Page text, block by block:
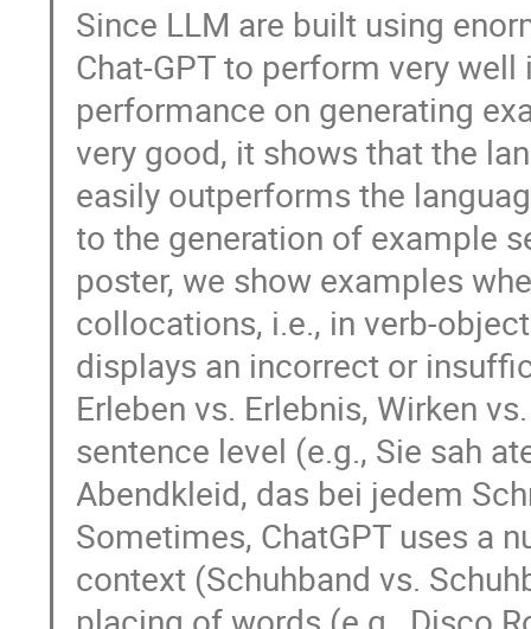
Since LLM are built using
Chat-GPT to perform very well
performance on generating
very good, it shows that the
easily outperforms the
to the generation of example
poster, we show examples
collocations, i.e., in verb-
displays an incorrect or
Erleben vs. Erlebnis, Wirken
sentence level (e.g., Sie sah
Abendkleid, das bei jedem
Sometimes, ChatGPT uses a
context (Schuhband vs.